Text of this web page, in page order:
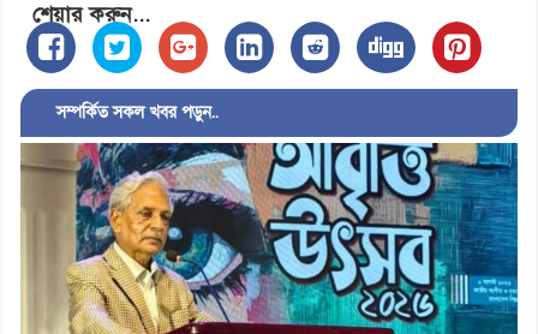
শেয়ার করুন...
সম্পর্কিত সকল খবর পড়ুন..